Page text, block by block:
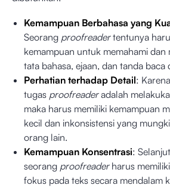
Kemampuan Berbahasa yang
Seorang proofreadertentunya
kemampuan untuk memahami dan
tata bahasa, ejaan, dan tanda baca
Perhatian terhadap Detail:
tugas proofreaderadalah
maka harus memiliki kemampuan
kecil dan inkonsistensi yang
orang lain.
Kemampuan Konsentrasi:
seorang proofreaderharus
fokus pada teks secara mendalam